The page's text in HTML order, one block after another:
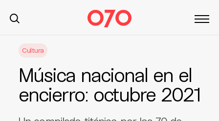
Cultura
Música nacional en el
encierro: octubre 2021